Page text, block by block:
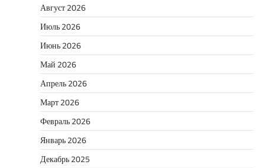
Август 2026
Июль 2026
Июнь 2026
Май 2026
Апрель 2026
Март 2026
Февраль 2026
Январь 2026
Декабрь 2025